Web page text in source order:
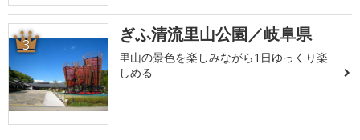
3 ぎふ清流里山公園／岐阜県
里山の景色を楽しみながら1日ゆっくり楽
しめる